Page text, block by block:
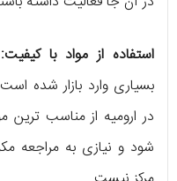
استفاده از مواد با کیفیت:
بسیاری وارد بازار شده
در ارومیه از مناسب ترین
شود و نیازی به مراجعه